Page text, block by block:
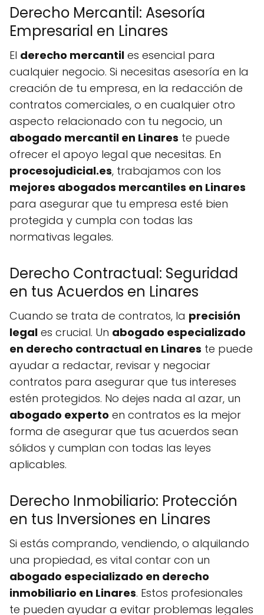
Derecho Mercantil: Asesoría
Empresarial en Linares
El derecho mercantil es esencial para
cualquier negocio. Si necesitas asesoría en la
creación de tu empresa, en la redacción de
contratos comerciales, o en cualquier otro
aspecto relacionado con tu negocio, un
abogado mercantil en Linares te puede
ofrecer el apoyo legal que necesitas. En
procesojudicial.es, trabajamos con los
mejores abogados mercantiles en Linares
para asegurar que tu empresa esté bien
protegida y cumpla con todas las
normativas legales.
Derecho Contractual: Seguridad
en tus Acuerdos en Linares
Cuando se trata de contratos, la precisión
legal es crucial. Un abogado especializado
en derecho contractual en Linares te puede
ayudar a redactar, revisar y negociar
contratos para asegurar que tus intereses
estén protegidos. No dejes nada al azar, un
abogado experto en contratos es la mejor
forma de asegurar que tus acuerdos sean
sólidos y cumplan con todas las leyes
aplicables.
Derecho Inmobiliario: Protección
en tus Inversiones en Linares
Si estás comprando, vendiendo, o alquilando
una propiedad, es vital contar con un
abogado especializado en derecho
inmobiliario en Linares. Estos profesionales
te pueden ayudar a evitar problemas legales